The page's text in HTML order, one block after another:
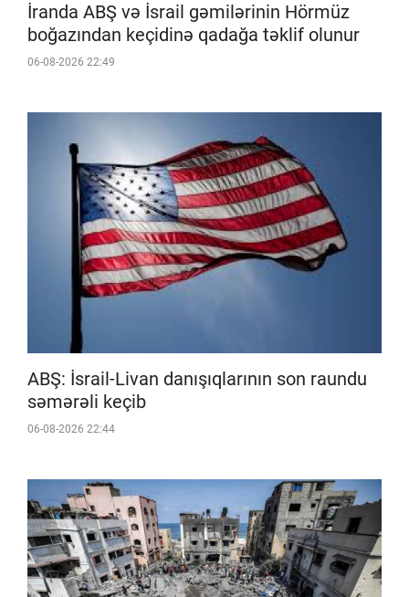
İranda ABŞ və İsrail gəmilərinin Hörmüz
boğazından keçidinə qadağa təklif olunur
06-08-2026 22:49
ABŞ: İsrail-Livan danışıqlarının son raundu
səmərəli keçib
06-08-2026 22:44